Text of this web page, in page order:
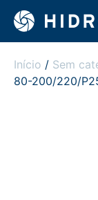
Início / Sem
80-200/220/